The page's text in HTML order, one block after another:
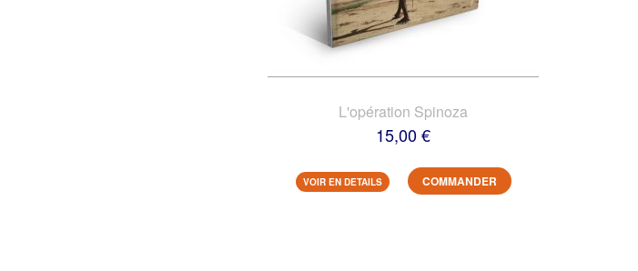
L'opération Spinoza
15,00 €
VOIR EN DETAILS COMMANDER